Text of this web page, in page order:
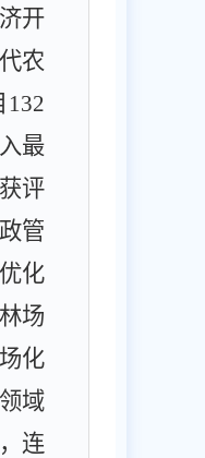
开
农
132
最
评
管
化
场
化
域
， 连